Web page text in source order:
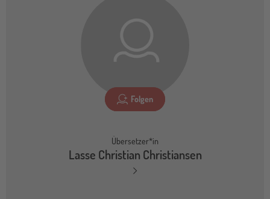
Folgen
Übersetzer*in
Lasse Christian Christiansen